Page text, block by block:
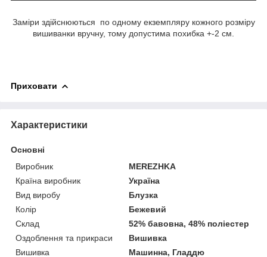
Заміри здійснюються по одному екземпляру кожного розміру
вишиванки вручну, тому допустима похибка +-2 см.
Приховати
Характеристики
Основні
Виробник
MEREZHKA
Країна виробник
Україна
Вид виробу
Блузка
Колір
Бежевий
Склад
52% бавовна, 48% поліестер
Оздоблення та прикраси
Вишивка
Вишивка
Машинна, Гладдю